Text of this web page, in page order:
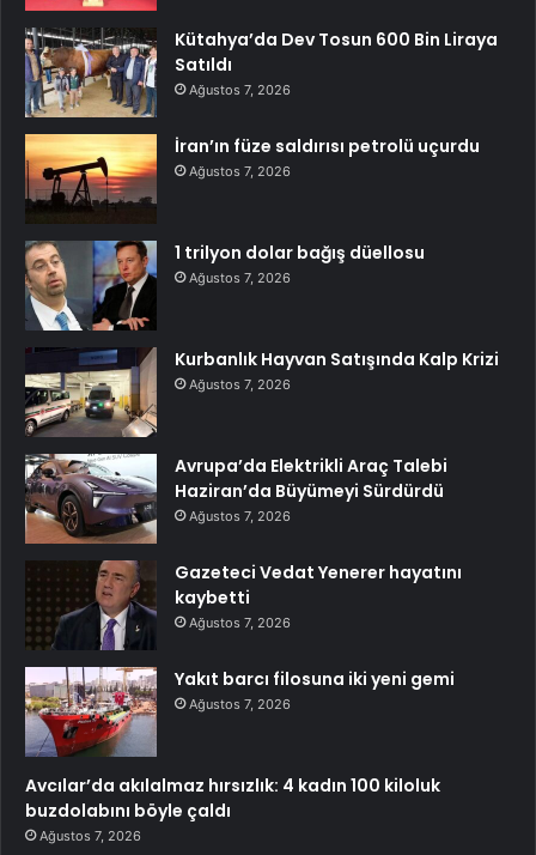
Kütahya’da Dev Tosun 600 Bin Liraya
Satıldı
Ağustos 7, 2026
İran’ın füze saldırısı petrolü uçurdu
Ağustos 7, 2026
1 trilyon dolar bağış düellosu
Ağustos 7, 2026
Kurbanlık Hayvan Satışında Kalp Krizi
Ağustos 7, 2026
Avrupa’da Elektrikli Araç Talebi
Haziran’da Büyümeyi Sürdürdü
Ağustos 7, 2026
Gazeteci Vedat Yenerer hayatını
kaybetti
Ağustos 7, 2026
Yakıt barcı filosuna iki yeni gemi
Ağustos 7, 2026
Avcılar’da akılalmaz hırsızlık: 4 kadın 100 kiloluk
buzdolabını böyle çaldı
Ağustos 7, 2026